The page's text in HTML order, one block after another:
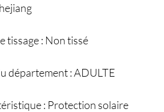
tissage : Non tissé
département : ADULTE
: Protection solaire